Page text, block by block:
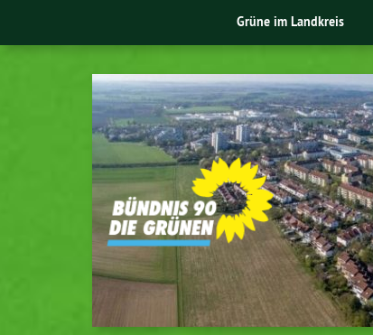
Grüne im Landkreis